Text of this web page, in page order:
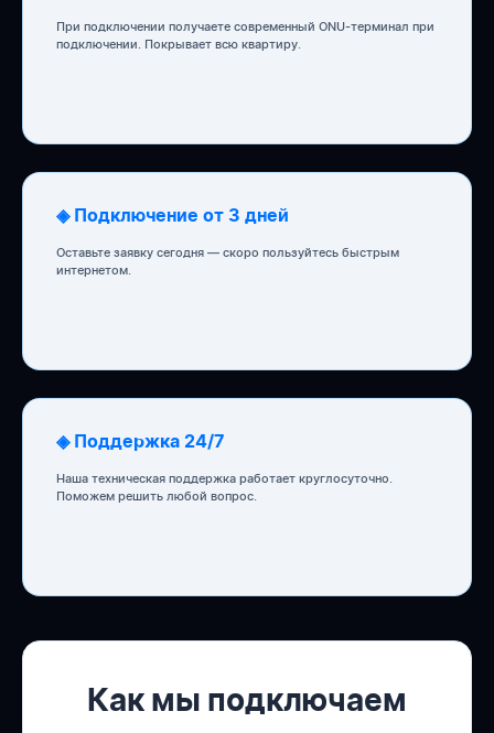
При подключении получаете современный ONU-терминал при
подключении. Покрывает всю квартиру.
◈ Подключение от 3 дней
Оставьте заявку сегодня — скоро пользуйтесь быстрым
интернетом.
◈ Поддержка 24/7
Наша техническая поддержка работает круглосуточно.
Поможем решить любой вопрос.
Как мы подключаем